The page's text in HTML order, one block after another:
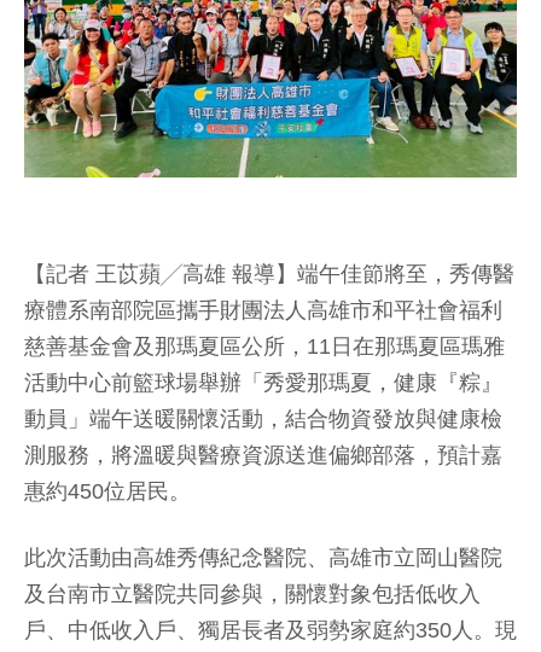
【記者 王苡蘋╱高雄 報導】端午佳節將至，秀傳醫
療體系南部院區攜手財團法人高雄市和平社會福利
慈善基金會及那瑪夏區公所，11日在那瑪夏區瑪雅
活動中心前籃球場舉辦「秀愛那瑪夏，健康『粽』
動員」端午送暖關懷活動，結合物資發放與健康檢
測服務，將溫暖與醫療資源送進偏鄉部落，預計嘉
惠約450位居民。
此次活動由高雄秀傳紀念醫院、高雄市立岡山醫院
及台南市立醫院共同參與，關懷對象包括低收入
戶、中低收入戶、獨居長者及弱勢家庭約350人。現